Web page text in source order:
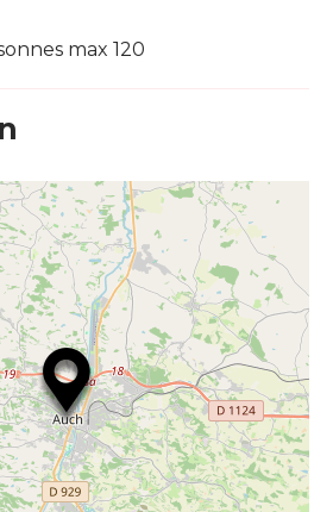
max 120